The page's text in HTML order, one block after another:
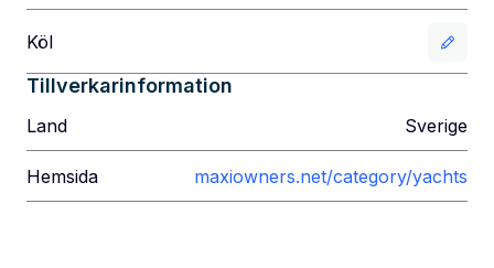
Köl
Tillverkarinformation
Land Sverige
Hemsida maxiowners.net/category/yachts